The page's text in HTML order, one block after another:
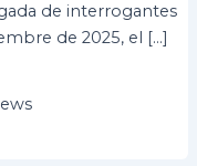
de interrogantes
de 2025, el […]